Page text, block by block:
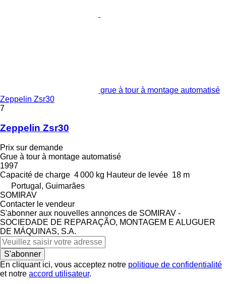
grue à tour à montage automatisé
Zeppelin Zsr30
7
Zeppelin Zsr30
Prix sur demande
Grue à tour à montage automatisé
1997
Capacité de charge 4 000 kg Hauteur de levée 18 m
Portugal, Guimarães
SOMIRAV
Contacter le vendeur
S'abonner aux nouvelles annonces de SOMIRAV -
SOCIEDADE DE REPARAÇÃO, MONTAGEM E ALUGUER
DE MÁQUINAS, S.A.
S'abonner
En cliquant ici, vous acceptez notre politique de confidentialité
et notre accord utilisateur.